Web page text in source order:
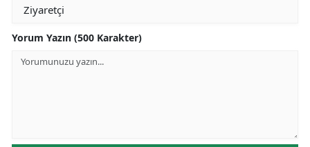
Yorum Yazın (500 Karakter)